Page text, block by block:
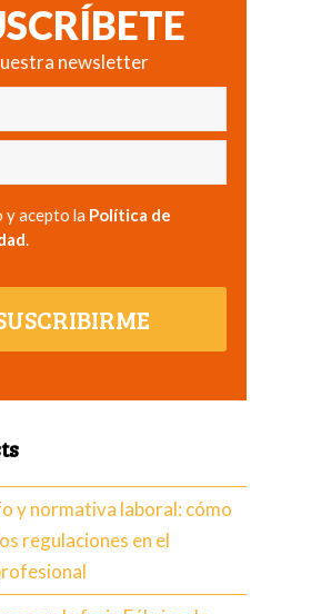
newsletter
y acepto la Política de
.
y normativa laboral: cómo
regulaciones en el